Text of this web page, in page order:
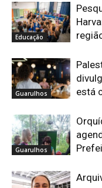
Educação
Guarulhos
está
Guarulhos